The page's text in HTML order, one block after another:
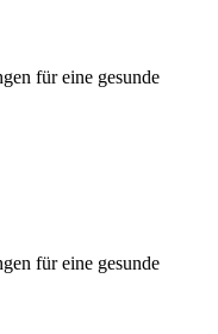
für eine gesunde
für eine gesunde